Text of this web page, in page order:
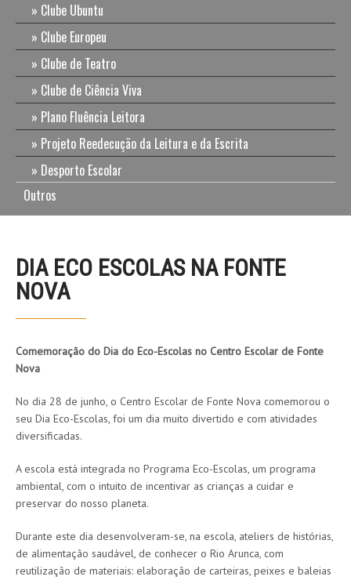
Clube Ubuntu
Clube Europeu
Clube de Teatro
Clube de Ciência Viva
Plano Fluência Leitora
Projeto Reedecução da Leitura e da Escrita
Desporto Escolar
Outros
DIA ECO ESCOLAS NA FONTE
NOVA
Comemoração do Dia do Eco-Escolas no Centro Escolar de Fonte
Nova
No dia 28 de junho, o Centro Escolar de Fonte Nova comemorou o
seu Dia Eco-Escolas, foi um dia muito divertido e com atividades
diversificadas.
A escola está integrada no Programa Eco-Escolas, um programa
ambiental, com o intuito de incentivar as crianças a cuidar e
preservar do nosso planeta.
Durante este dia desenvolveram-se, na escola, ateliers de histórias,
de alimentação saudável, de conhecer o Rio Arunca, com
reutilização de materiais: elaboração de carteiras, peixes e baleias